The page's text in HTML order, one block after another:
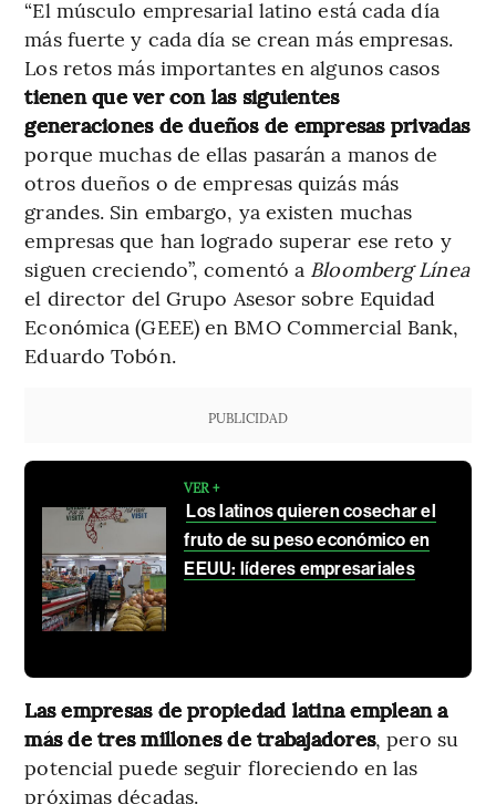
“El músculo empresarial latino está cada día
más fuerte y cada día se crean más empresas.
Los retos más importantes en algunos casos
tienen que ver con las siguientes
generaciones de dueños de empresas privadas
porque muchas de ellas pasarán a manos de
otros dueños o de empresas quizás más
grandes. Sin embargo, ya existen muchas
empresas que han logrado superar ese reto y
siguen creciendo”, comentó a Bloomberg Línea
el director del Grupo Asesor sobre Equidad
Económica (GEEE) en BMO Commercial Bank,
Eduardo Tobón.
PUBLICIDAD
VER +
Los latinos quieren cosechar el
fruto de su peso económico en
EEUU: líderes empresariales
Las empresas de propiedad latina emplean a
más de tres millones de trabajadores, pero su
potencial puede seguir floreciendo en las
próximas décadas.